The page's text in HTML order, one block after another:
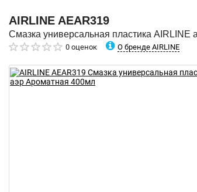
AIRLINE AEAR319
Смазка универсальная пластика AIRLINE
0 оценок О бренде AIRLINE